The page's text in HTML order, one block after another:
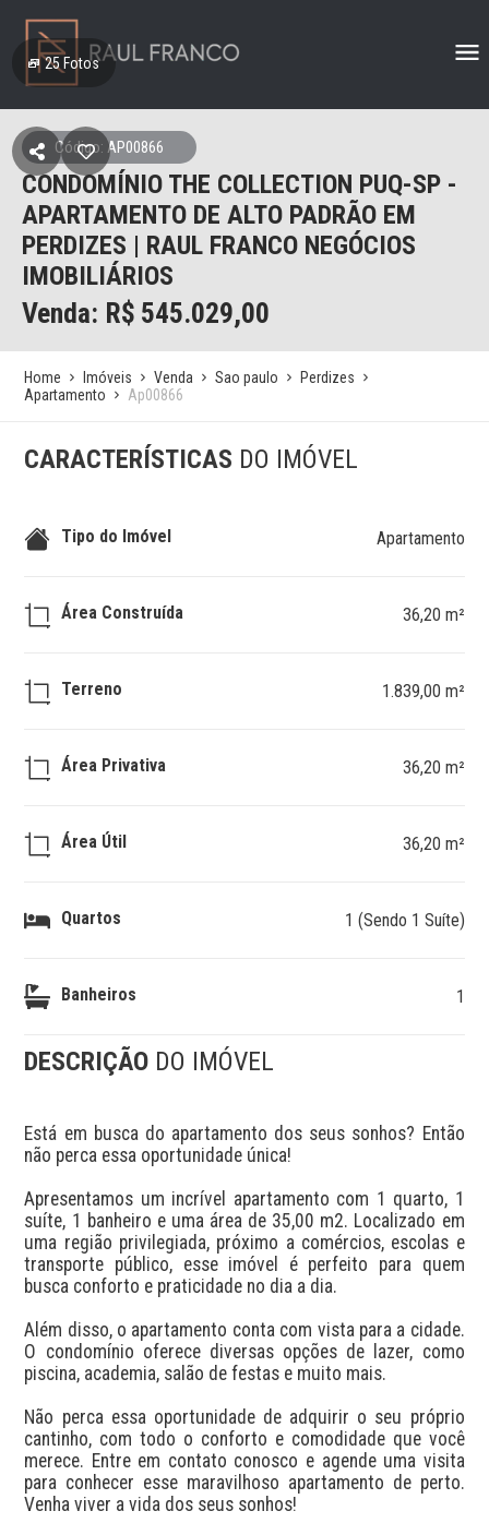
25 Fotos
Código: AP00866
CONDOMÍNIO THE COLLECTION PUQ-SP -
APARTAMENTO DE ALTO PADRÃO EM
PERDIZES | RAUL FRANCO NEGÓCIOS
IMOBILIÁRIOS
Venda: R$ 545.029,00
Home Imóveis Venda Sao paulo
Perdizes
Apartamento
Ap00866
CARACTERÍSTICAS DO IMÓVEL
Tipo do Imóvel Apartamento
Área Construída 36,20 m²
Terreno 1.839,00 m²
Área Privativa 36,20 m²
Área Útil 36,20 m²
Quartos 1 (Sendo 1 Suíte)
Banheiros 1
DESCRIÇÃO DO IMÓVEL
Está em busca do apartamento dos seus sonhos? Então
não perca essa oportunidade única!
Apresentamos um incrível apartamento com 1 quarto, 1
suíte, 1 banheiro e uma área de 35,00 m2. Localizado em
uma região privilegiada, próximo a comércios, escolas e
transporte público, esse imóvel é perfeito para quem
busca conforto e praticidade no dia a dia.
Além disso, o apartamento conta com vista para a cidade.
O condomínio oferece diversas opções de lazer, como
piscina, academia, salão de festas e muito mais.
Não perca essa oportunidade de adquirir o seu próprio
cantinho, com todo o conforto e comodidade que você
merece. Entre em contato conosco e agende uma visita
para conhecer esse maravilhoso apartamento de perto.
Venha viver a vida dos seus sonhos!